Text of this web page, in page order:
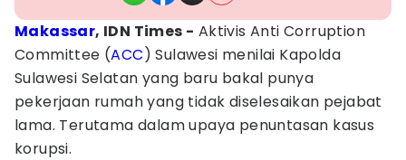
Makassar, IDN Times - Aktivis Anti Corruption
Committee (ACC) Sulawesi menilai Kapolda
Sulawesi Selatan yang baru bakal punya
pekerjaan rumah yang tidak diselesaikan pejabat
lama. Terutama dalam upaya penuntasan kasus
korupsi.